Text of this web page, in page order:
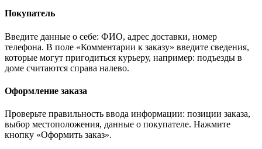
Покупатель
Введите данные о себе: ФИО, адрес доставки, номер
телефона. В поле «Комментарии к заказу» введите сведения,
которые могут пригодиться курьеру, например: подъезды в
доме считаются справа налево.
Оформление заказа
Проверьте правильность ввода информации: позиции заказа,
выбор местоположения, данные о покупателе. Нажмите
кнопку «Оформить заказ».